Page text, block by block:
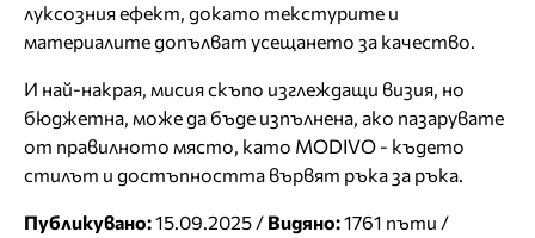
луксозния ефект, докато текстурите и
материалите допълват усещането за качество.
И най-накрая, мисия скъпо изглеждащи визия, но
бюджетна, може да бъде изпълнена, ако пазарувате
от правилното място, като MODIVO - където
стилът и достъпността вървят ръка за ръка.
Публикувано:15.09.2025 / Видяно:1761 пъти /